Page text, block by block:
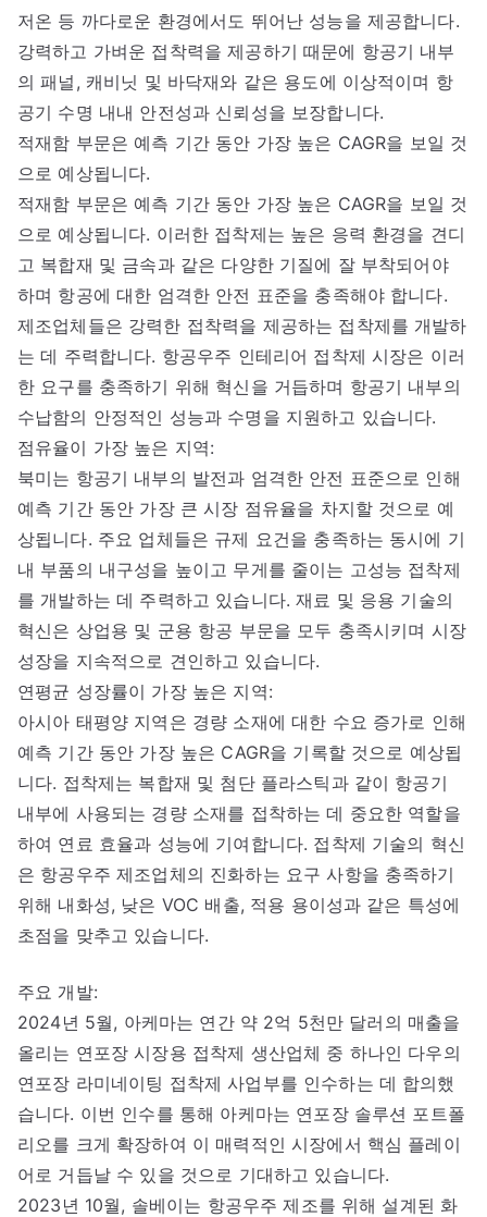
저온 등 까다로운 환경에서도 뛰어난 성능을 제공합니다.
강력하고 가벼운 접착력을 제공하기 때문에 항공기 내부
의 패널, 캐비닛 및 바닥재와 같은 용도에 이상적이며 항
공기 수명 내내 안전성과 신뢰성을 보장합니다.
적재함 부문은 예측 기간 동안 가장 높은 CAGR을 보일 것
으로 예상됩니다.
적재함 부문은 예측 기간 동안 가장 높은 CAGR을 보일 것
으로 예상됩니다. 이러한 접착제는 높은 응력 환경을 견디
고 복합재 및 금속과 같은 다양한 기질에 잘 부착되어야
하며 항공에 대한 엄격한 안전 표준을 충족해야 합니다.
제조업체들은 강력한 접착력을 제공하는 접착제를 개발하
는 데 주력합니다. 항공우주 인테리어 접착제 시장은 이러
한 요구를 충족하기 위해 혁신을 거듭하며 항공기 내부의
수납함의 안정적인 성능과 수명을 지원하고 있습니다.
점유율이 가장 높은 지역:
북미는 항공기 내부의 발전과 엄격한 안전 표준으로 인해
예측 기간 동안 가장 큰 시장 점유율을 차지할 것으로 예
상됩니다. 주요 업체들은 규제 요건을 충족하는 동시에 기
내 부품의 내구성을 높이고 무게를 줄이는 고성능 접착제
를 개발하는 데 주력하고 있습니다. 재료 및 응용 기술의
혁신은 상업용 및 군용 항공 부문을 모두 충족시키며 시장
성장을 지속적으로 견인하고 있습니다.
연평균 성장률이 가장 높은 지역:
아시아 태평양 지역은 경량 소재에 대한 수요 증가로 인해
예측 기간 동안 가장 높은 CAGR을 기록할 것으로 예상됩
니다. 접착제는 복합재 및 첨단 플라스틱과 같이 항공기
내부에 사용되는 경량 소재를 접착하는 데 중요한 역할을
하여 연료 효율과 성능에 기여합니다. 접착제 기술의 혁신
은 항공우주 제조업체의 진화하는 요구 사항을 충족하기
위해 내화성, 낮은 VOC 배출, 적용 용이성과 같은 특성에
초점을 맞추고 있습니다.
주요 개발:
2024년 5월, 아케마는 연간 약 2억 5천만 달러의 매출을
올리는 연포장 시장용 접착제 생산업체 중 하나인 다우의
연포장 라미네이팅 접착제 사업부를 인수하는 데 합의했
습니다. 이번 인수를 통해 아케마는 연포장 솔루션 포트폴
리오를 크게 확장하여 이 매력적인 시장에서 핵심 플레이
어로 거듭날 수 있을 것으로 기대하고 있습니다.
2023년 10월, 솔베이는 항공우주 제조를 위해 설계된 화